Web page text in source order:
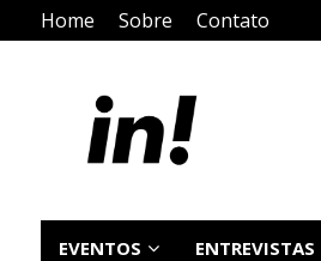
Home Sobre Contato
EVENTOS ENTREVISTAS